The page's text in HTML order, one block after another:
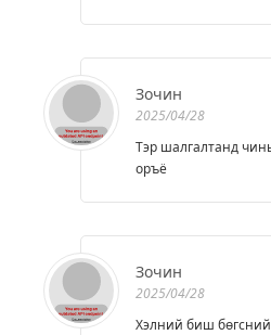
Зочин
2025/04/28
Тэр шалгалтанд
оръё
Зочин
2025/04/28
Хэлний биш